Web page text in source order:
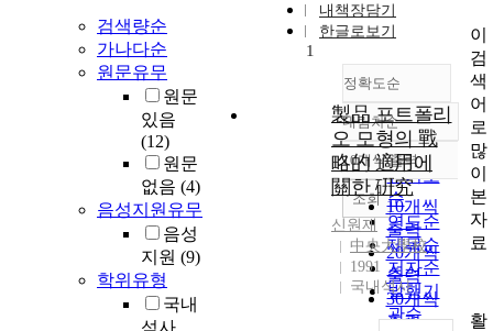
검색량순
가나다순
원문유무
원문
있음
(12)
원문
없음 (4)
음성지원유무
음성
지원 (9)
학위유형
국내
내책장담기
한글로보기
정확도순
정확도
순
인기도
순
연도순
제목순
저자순
발행기
관순
내림차순
내림차순
10개씩 출력
10개씩
출력
20개씩
출력
30개씩
출력
조회
1
製品 포트폴리
오 모형의 戰
略的 適用에
關한 硏究
신원재
中央大學校
1991
국내석사
이
검
색
어
로
많
이
본
자
료
활